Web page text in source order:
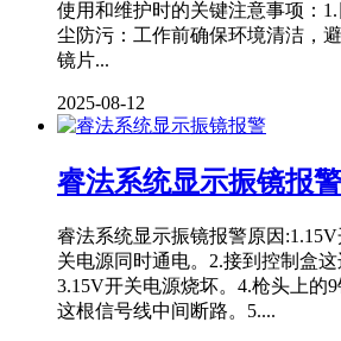
使用和维护时的关键注意事项：
尘防污：工作前确保环境清洁，
镜片...
2025-08-12
睿法系统显示振镜报警
睿法系统显示振镜报警原因
关电源同时通电。2.接到控制盒
3.15V开关电源烧坏。4.枪头上的
这根信号线中间断路。5....